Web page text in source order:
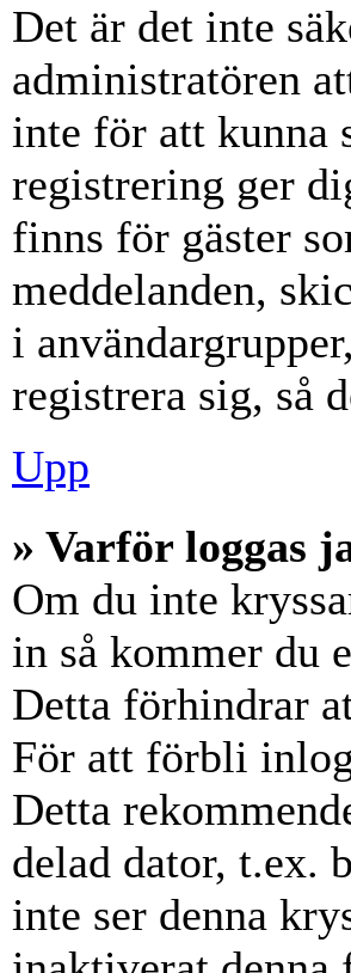
Det är det inte
administratören
inte för att kunna
registrering ger
finns för gäster
meddelanden,
i
registrera sig, så
Upp
» Varför loggas
Om du inte
in så kommer du
Detta förhindrar
För att förbli
Detta
delad dator, t.ex.
inte ser denna